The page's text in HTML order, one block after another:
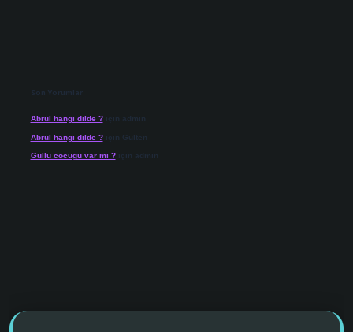
Son Yorumlar
Abrul hangi dilde ?için admin
Abrul hangi dilde ?için Gülten
Güllü cocugu var mi ?için admin